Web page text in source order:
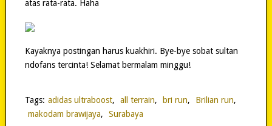
atas rata-rata. Haha
Kayaknya postingan harus kuakhiri. Bye-bye sobat sultan
ndofans tercinta! Selamat bermalam minggu!
Tags: adidas ultraboost, all terrain, bri run, Brilian run,
makodam brawijaya, Surabaya